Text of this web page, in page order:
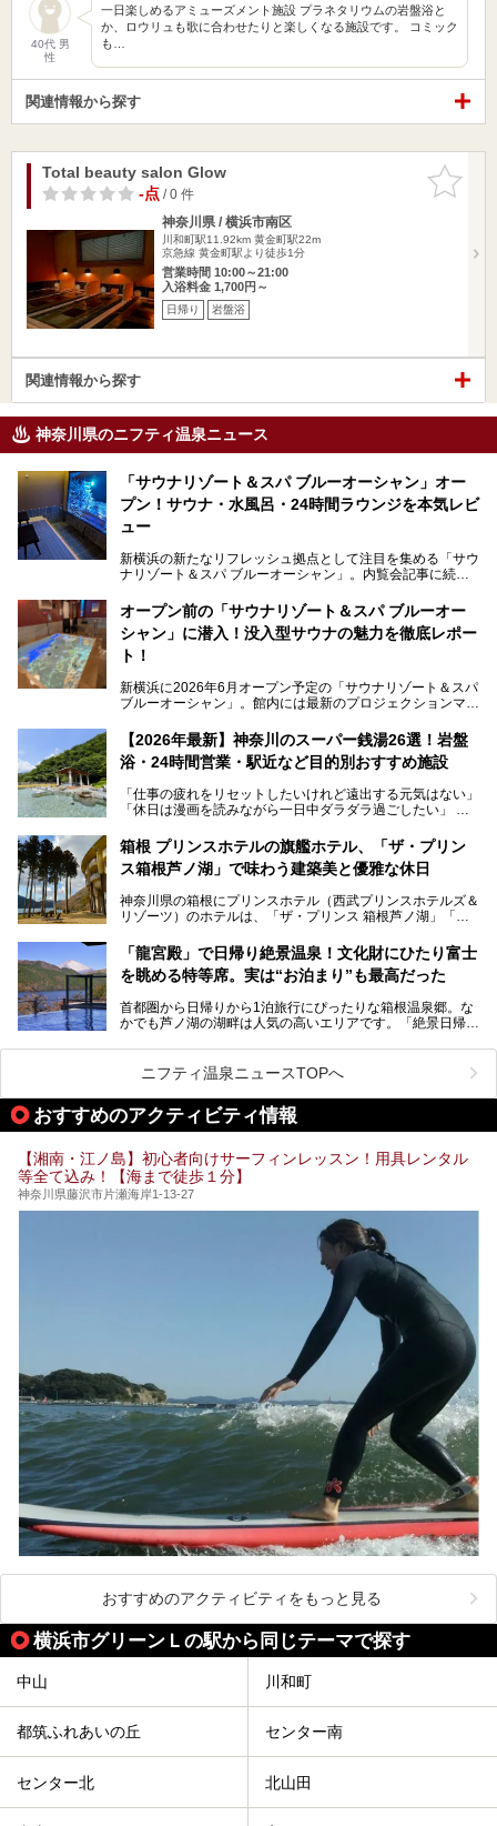
40代 男
性
一日楽しめるアミューズメント施設 プラネタリウムの岩盤浴と
か、ロウリュも歌に合わせたりと楽しくなる施設です。 コミック
も…
関連情報から探す
お気に入
りに追加
Total beauty salon Glow
-点/ 0 件
神奈川県 / 横浜市南区
川和町駅11.92km 黄金町駅22m
京急線 黄金町駅より徒歩1分
営業時間 10:00～21:00
入浴料金 1,700円～
日帰り 岩盤浴
関連情報から探す
神奈川県のニフティ温泉ニュース
「サウナリゾート＆スパ ブルーオーシャン」オー
プン！サウナ・水風呂・24時間ラウンジを本気レビ
ュー
新横浜の新たなリフレッシュ拠点として注目を集める「サウ
ナリゾート＆スパ ブルーオーシャン」。内覧会記事に続
す。サウナや水風呂の気持ちよさはもちろん、リラックスス
ペースの過ごしやすさまで徹底チェック。新横浜エリアで日
常の疲れをリセットしたい人、ライブやスポーツ観戦遠征組
は必見です。
オープン前の「サウナリゾート＆スパ ブルーオー
シャン」に潜入！没入型サウナの魅力を徹底レポー
ト！
新横浜に2026年6月オープン予定の「サウナリゾート＆スパ
ブルーオーシャン」。館内には最新のプロジェクションマッ
的な“没入感（イマーシブ）”を体験できます。
今回は、そんな大注目の施設に一足先にお邪魔し、その全貌
を見学させていただきました！
サウナ室の中に咲き誇る桜、魚たちが泳ぐ水風呂、そしてバ
リのビーチを思わせる休憩スペース…。驚きの連続だった館
内の様子をレポートします！
【2026年最新】神奈川のスーパー銭湯26選！岩盤
浴・24時間営業・駅近など目的別おすすめ施設
「仕事の疲れをリセットしたいけれど遠出する元気はない」
「休日は漫画を読みながら一日中ダラダラ過ごしたい」
たい」
そんな「癒やされたい」という願いを叶えてくれるのが、神
神奈川県には、サウナや岩盤浴、一日中遊べるエンタメ施設
など、“非日常”を味わえるスーパー銭湯が数多く揃っていま
う」という人も多いはず。
そこで今回は、神奈川県内の人気施設26選を「安さ」「岩
業」「駅近」など、目的別に厳選して紹介します。
今の気分にぴったりの施設を見つけて、最高のリフレッシュ
箱根 プリンスホテルの旗艦ホテル、「ザ・プリン
ス箱根芦ノ湖」で味わう建築美と優雅な休日
神奈川県の箱根にプリンスホテル（西武プリンスホテルズ＆
リゾーツ）のホテルは、「ザ・プリンス 箱根芦ノ湖」「芦
「箱根仙石原プリンスホテル」と4軒あり、今回ご紹介する
「ザ・プリンス 箱根芦ノ湖」は、その中でもフラッグシッ
プ（旗艦）に位置づけられる特別なホテルです。
昭和の日本を代表する建築家の一人、村野藤吾が芦ノ湖の畔
に建てた桃源郷のようなホテルがここ。自家源泉の温泉や、
提供元：株式会社西武・プリンスホテルズワールドワイド
【PR】
この記事はザ・プリンス 箱根芦ノ湖のPR記事です。
「龍宮殿」で日帰り絶景温泉！文化財にひたり富士
を眺める特等席。実は“お泊まり”も最高だった
首都圏から日帰りから1泊旅行にぴったりな箱根温泉郷。な
かでも芦ノ湖の湖畔は人気の高いエリアです。「絶景日帰り
が楽しめるまさに眺望自慢の日帰り温泉。
そしてここは全24室の「箱根 芦ノ湖畔蛸川温泉 龍宮殿」と
して宿泊もできます。宿泊者は「龍宮殿本館」の営業時間に
加えて、朝6時からの宿泊者専用時間帯にも「龍宮殿本館」
のお風呂が利用できます。
今回は日帰り温泉としての「絶景日帰り温泉 龍宮殿本館
（以下、龍宮殿本館）」と、旅館としての「箱根 芦ノ湖畔
蛸川温泉 龍宮殿（以下、龍宮殿）」の両方の魅力をたっぷ
りお伝えします！
ここは箱根神社、九頭龍神社、白龍神社、箱根元宮と箱根の
4つの神社に囲まれたパワースポットです。
提供元：株式会社西武・プリンスホテルズワールドワイド
この記事は箱根 芦ノ湖畔蛸川温泉 龍宮殿のPR記事です。
ニフティ温泉ニュースTOPへ
おすすめのアクティビティ情報
【湘南・江ノ島】初心者向けサーフィンレッスン！用具レンタル
等全て込み！【海まで徒歩１分】
神奈川県藤沢市片瀬海岸1-13-27
おすすめのアクティビティをもっと見る
横浜市グリーンＬの駅から同じテーマで探す
中山 川和町
都筑ふれあいの丘 センター南
センター北 北山田